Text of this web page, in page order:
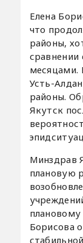
Елена
что
районы,
месяцами.
Усть-
районы.
Якутск
Минздрав
плановую
плановому
Борисова